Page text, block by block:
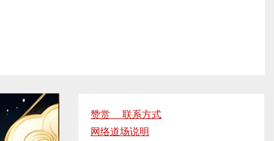
赞赏 联系方式
网络道场说明